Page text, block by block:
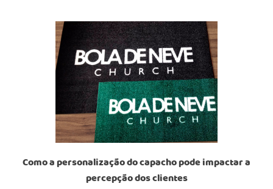
Como a personalização do capacho pode impactar a
percepção dos clientes